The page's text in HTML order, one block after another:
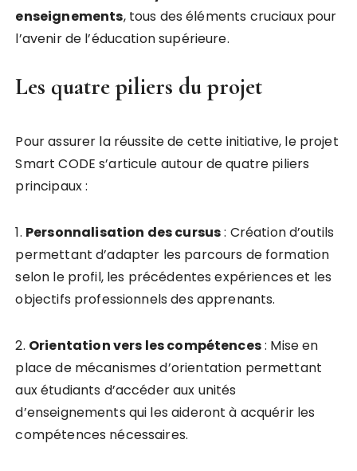
enseignements, tous des éléments cruciaux pour
l’avenir de l’éducation supérieure.
Les quatre piliers du projet
Pour assurer la réussite de cette initiative, le projet
Smart CODE s’articule autour de quatre piliers
principaux :
1. Personnalisation descursus: Création d’outils
permettant d’adapter les parcours de formation
selon le profil, les précédentes expériences et les
objectifs professionnels des apprenants.
2. Orientationvers lescompétences: Mise en
place de mécanismes d’orientation permettant
aux étudiants d’accéder aux unités
d’enseignements qui les aideront à acquérir les
compétences nécessaires.